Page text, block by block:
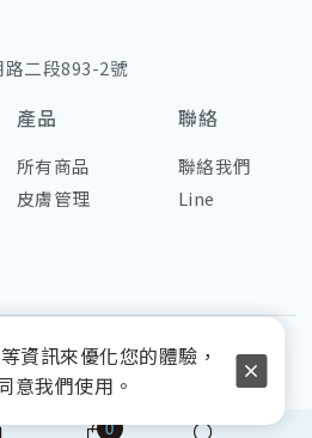
二段893-2號
產品
所有商品
皮膚管理
聯絡
聯絡我們
Line
ALL
使用條款
0
資訊來優化您的體驗，
意我們使用。